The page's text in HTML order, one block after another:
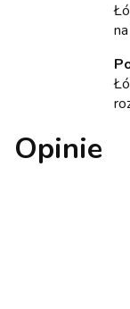
Opinie